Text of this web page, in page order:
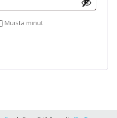
Muista minut